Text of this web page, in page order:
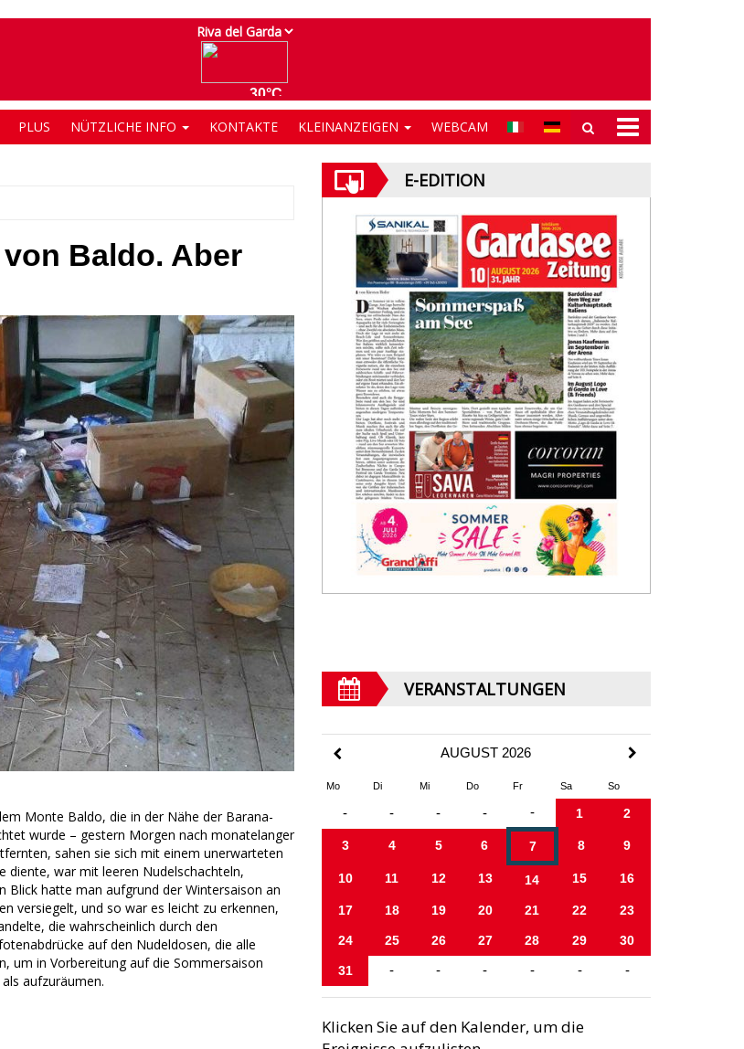
PLUS NÜTZLICHE INFO KONTAKTE KLEINANZEIGEN WEBCAM
Baldo. Aber
Monte Baldo, die in der Nähe der Barana-
wurde – gestern Morgen nach monatelanger
sahen sie sich mit einem unerwarteten
diente, war mit leeren Nudelschachteln,
Blick hatte man aufgrund der Wintersaison an
versiegelt, und so war es leicht zu erkennen,
die wahrscheinlich durch den
auf den Nudeldosen, die alle
um in Vorbereitung auf die Sommersaison
aufzuräumen.
E-EDITION
VERANSTALTUNGEN
AUGUST 2026
Mo Di Mi Do Fr Sa So
- - - - - 1 2
3 4 5 6 7 8 9
10 11 12 13 14 15 16
17 18 19 20 21 22 23
24 25 26 27 28 29 30
31 - - - - - -
Klicken Sie auf den Kalender, um die